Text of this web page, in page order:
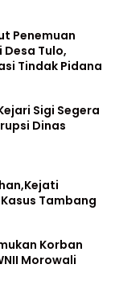
Penemuan
Tulo,
Tindak Pidana
Sigi Segera
Dinas
Tambang
Korban
Morowali